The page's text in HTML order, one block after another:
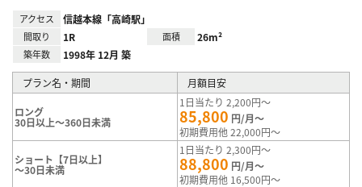
アクセス 信越本線「高崎駅」
間取り 1R 面積 26m²
築年数 1998年 12月 築
プラン名・期間 月額目安
ロング
30日以上～360日未満
1日当たり 2,200円～
85,800 円/月～
初期費用他 22,000円～
ショート【7日以上】
～30日未満
1日当たり 2,300円～
88,800 円/月～
初期費用他 16,500円～